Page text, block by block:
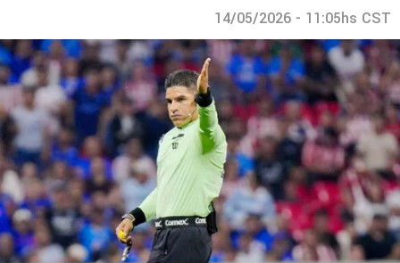
14/05/2026 - 11:05hs CST